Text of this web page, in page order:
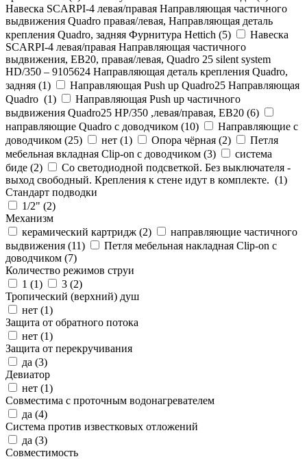
Навеска SCARPI-4 левая/правая Направляющая частичного
выдвижения Quadro правая/левая, Направляющая деталь
крепления Quadro, задняя Фурнитура Hettich (5)
Навеска
SCARPI-4 левая/правая Направляющая частичного
выдвижения, ЕВ20, правая/левая, Quadro 25 silent system
HD/350 – 9105624 Направляющая деталь крепления Quadro,
задняя (1)
Направляющая Push up Quadro25 Направляющая
Quadro (1)
Направляющая Push up частичного
выдвижения Quadro25 НР/350 ,левая/правая, ЕВ20 (6)
направляющие Quadro с доводчиком (10)
Направляющие с
доводчиком (25) нет (1) Опора чёрная (2)
Петля
мебельная вкладная Clip-on с доводчиком (3)
система
биде (2)
Со светодиодной подсветкой. Без выключателя -
выход свободный. Крепления к стене идут в комплекте. (1)
Стандарт подводки
1/2" (2)
Механизм
керамический картридж (2)
направляющие частичного
выдвижения (11)
Петля мебельная накладная Clip-on с
доводчиком (7)
Количество режимов струи
1 (1) 3 (2)
Тропический (верхний) душ
нет (1)
Защита от обратного потока
нет (1)
Защита от перекручивания
да (3)
Девиатор
нет (1)
Совместима с проточным водонагревателем
да (4)
Система против известковых отложений
да (3)
Совместимость